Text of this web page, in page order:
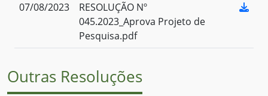
07/08/2023
RESOLUÇÃO Nº
045.2023_Aprova Projeto de
Pesquisa.pdf
Outras Resoluções